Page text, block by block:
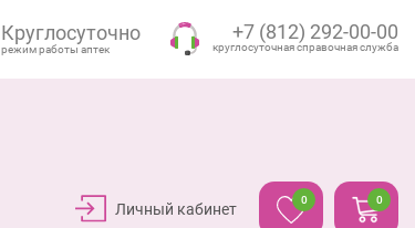
Круглосуточно
режим работы аптек
+7 (812) 292-00-00
круглосуточная справочная служба
Личный кабинет
0 0